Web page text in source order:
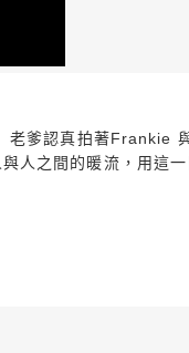
老爹認真拍著Frankie
人之間的暖流，用這